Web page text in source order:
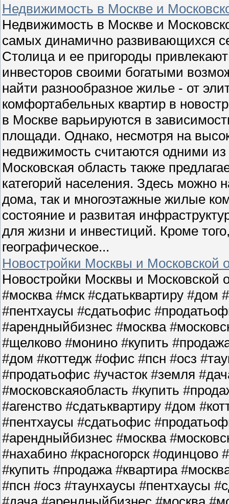
Недвижимость в Москве и
Недвижимость в Москве и
самых динамично развивающихся
Столица и ее пригороды
инвесторов своими богатыми
найти разнообразное жилье - от
комфортабельных квартир в
в Москве варьируются в
площади. Однако, несмотря на
недвижимость считаются одними
Московская область также
категорий населения. Здесь можно
дома, так и многоэтажные жилые
состояние и развитая
для жизни и инвестиций. Кроме
географическое...
Новостройки Москвы и Московской
Новостройки Москвы и Московской
#москва #мск #сдатьквартиру #дом
#пентхаусы #сдатьофис
#арендныйбизнес #москва
#щелково #монино #купить
#дом #коттедж #офис #псн #осз
#продатьофис #участок #земля
#московскаяобласть #купить
#агенство #сдатьквартиру #дом
#пентхаусы #сдатьофис
#арендныйбизнес #москва
#нахабино #красногорск
#купить #продажа #квартира
#псн #осз #таунхаусы #пентхаусы